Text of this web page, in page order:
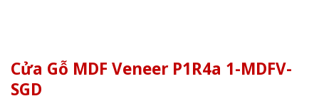
Cửa Gỗ MDF Veneer P1R4a 1-MDFV-
SGD